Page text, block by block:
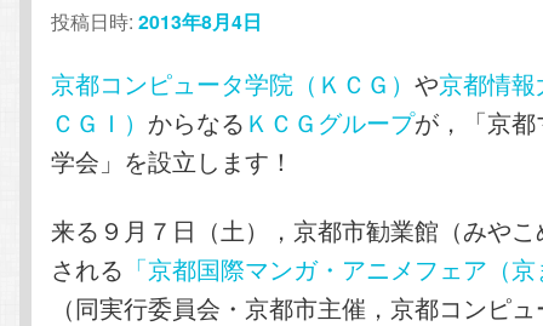
投稿日時:2013年8月4日
京都コンピュータ学院（ＫＣＧ）や京都情
ＣＧＩ） からなる ＫＣＧグループが，「京
学会」を設立します！
来る９月７日（土），京都市勧業館（みや
される 「京都国際マンガ・アニメフェア（
（同実行委員会・京都市主催，京都コンピ